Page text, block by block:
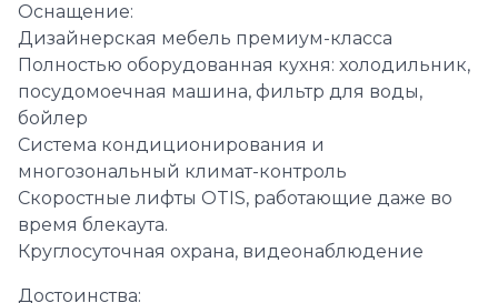
Оснащение:
Дизайнерская мебель премиум-класса
Полностью оборудованная кухня: холодильник,
посудомоечная машина, фильтр для воды,
бойлер
Система кондиционирования и
многозональный климат-контроль
Скоростные лифты OTIS, работающие даже во
время блекаута.
Круглосуточная охрана, видеонаблюдение
Достоинства: